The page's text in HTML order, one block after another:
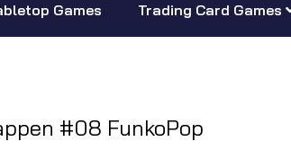
Games Trading Card Games
#08 FunkoPop